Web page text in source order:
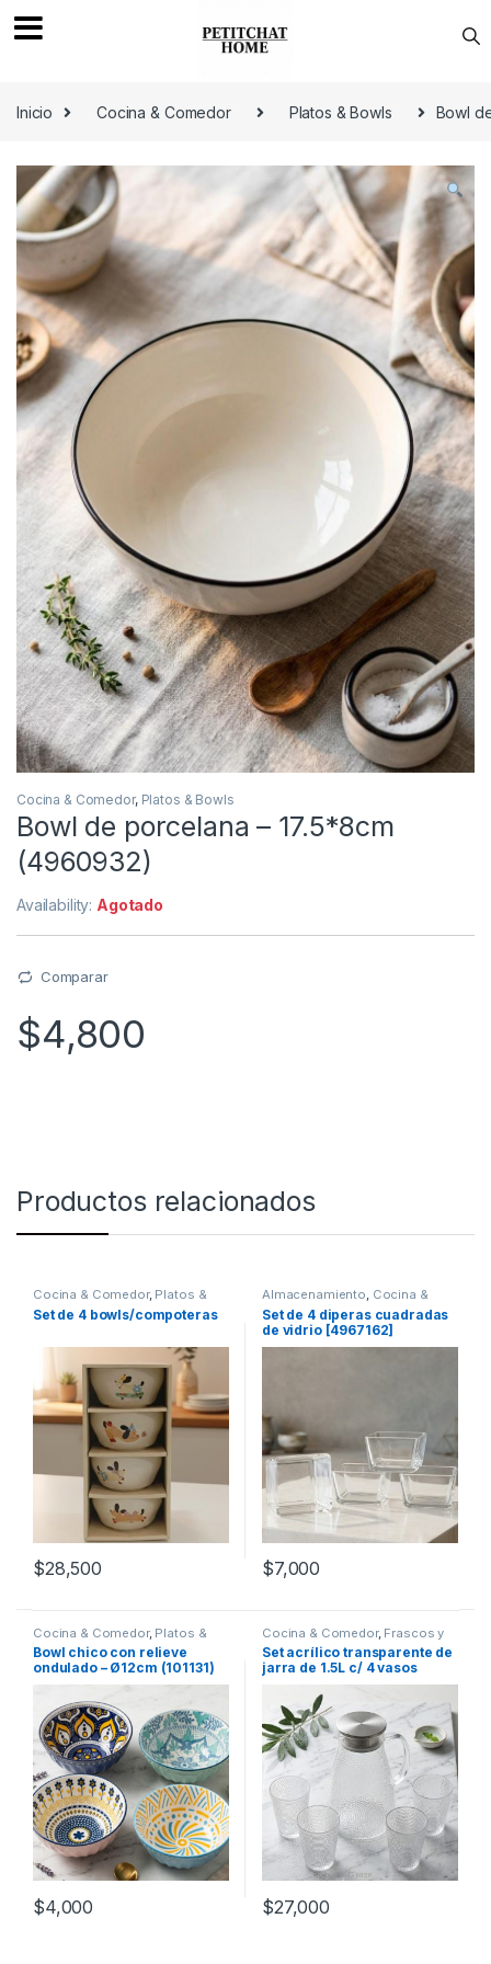
Inicio
Cocina & Comedor Platos & Bowls Bowl
Cocina & Comedor, Platos & Bowls
Bowl de porcelana – 17.5*8cm
(4960932)
Availability: Agotado
Comparar
$4,800
Productos relacionados
Cocina & Comedor, Platos &
Bowls
Set de 4 bowls/compoteras
$28,500
Almacenamiento, Cocina &
Comedor ,Platos & Bowls
Set de 4 diperas cuadradas
de vidrio [4967162]
$7,000
Cocina & Comedor, Platos &
Bowls
Bowl chico con relieve
ondulado – Ø12cm (101131)
$4,000
Cocina & Comedor, Frascos y
Jarras Recipientes para
bebidas y líquidos,Vasos
Set acrílico transparente de
jarra de 1.5L c/ 4 vasos
$27,000